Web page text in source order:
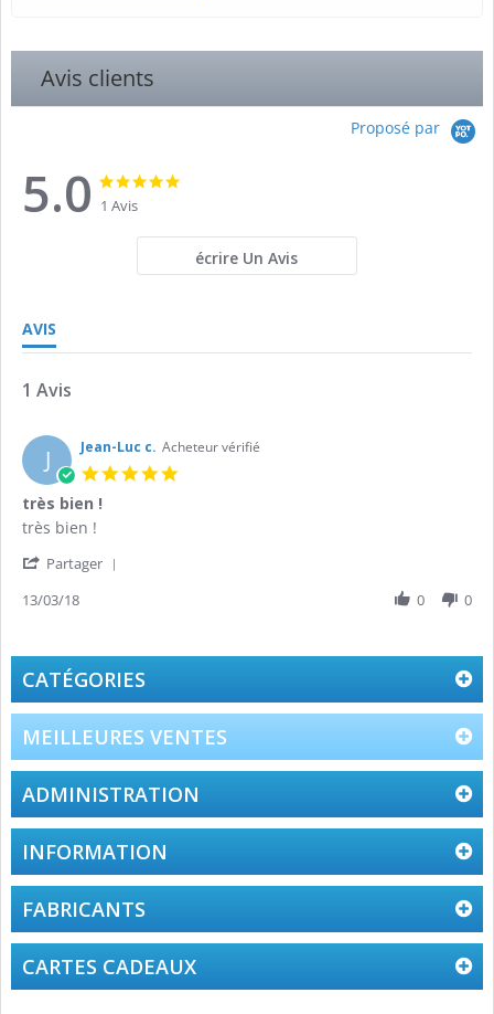
Avis clients
Proposé par
5.0
5.0
star
rating
1 Avis
écrire Un Avis
AVIS
1 Avis
J Jean-Luc c. Acheteur vérifié
très bien !
Review
Jean-
c.
Mar
2018
review
très
!
très bien !
Partager
Luc
c.
on
13
Mar
2018
13/03/18 0 0
CATÉGORIES
MEILLEURES VENTES
ADMINISTRATION
INFORMATION
FABRICANTS
CARTES CADEAUX